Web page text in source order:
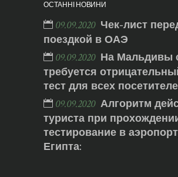
ОСТАННІ НОВИНИ
09.09.2020 Чек-лист
поездкой в ОАЭ
09.09.2020 На Мальдивы
требуется
тест для всех
09.09.2020 Алгоритм
туриста при
тестирование в
Египта: